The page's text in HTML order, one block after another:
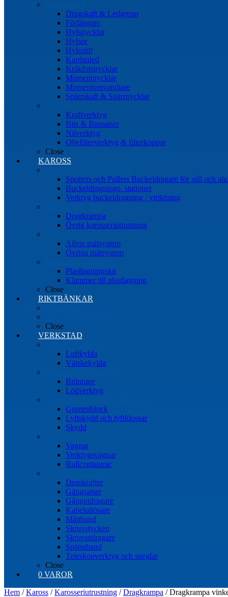
Dragskaft & Ledgrepp
Förlängare
Hylsnycklar
Hylsor
Hylsstift
Kardanled
Kråkfotsnycklar
Momentnycklar
Momentomvandlare
Spärrskaft & Spärrnycklar
Kraftverktyg
Bits & Bitssatser
Nitverktyg
Oljefilterverktyg & filterkoppar
Close
KAROSS
Spotters och Pullers Buckeldragare för stål och
Buckeldragnings- stationer
Verktyg buckeldragning / ytriktning
Dragkrampa
Övrig karosseriutrustning
Allvis mätsystem
Övriga mätsystem
Plastlagningskit
Klammer till plastlagning
Close
RIKTBÄNKAR
Close
VERKSTAD
Luftkylda
Vätskekylda
Brännare
Lödverktyg
Gummiblock
Lyftskydd och lyftklossar
Skydd
Vagnar
Verktygsvagnar
Rullcontainrar
Domkrafter
Gängsatser
Gängutdragare
Kabelutlösare
Måttband
Skruvstycken
Skruvutdragare
Spännband
Teleskopverktyg och speglar
Close
0 VAROR
Hem /Kaross /Karosseriutrustning /Dragkrampa / Dragkrampa